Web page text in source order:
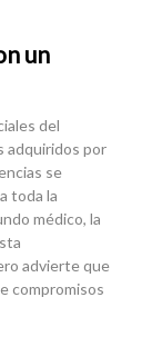
un
del
adquiridos por
se
toda la
médico, la
advierte que
compromisos